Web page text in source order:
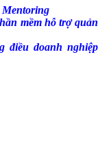
Mentoring
mềm hỗ trợ quản
điều doanh nghiệp